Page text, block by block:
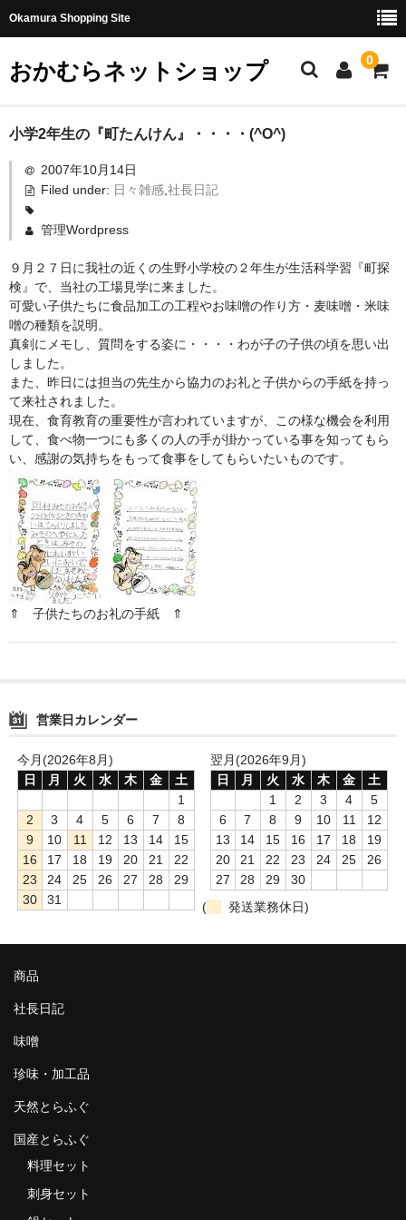
Okamura Shopping Site
おかむらネットショップ 0
商品
社長日記
味噌
天然とらふぐ
国産とらふぐ
料理セット
刺身セット
鍋セット
身欠き
その他ふぐセット
特定商取引法に基づく表示
小学2年生の『町たんけん』・・・・(^O^)
2007年10月14日
Filed under: 日々雑感, 社長日記
管理Wordpress
９月２７日に我社の近くの生野小学校の２年生が生活科学習『町探
検』で、当社の工場見学に来ました。
可愛い子供たちに食品加工の工程やお味噌の作り方・麦味噌・米味
噌の種類を説明。
真剣にメモし、質問をする姿に・・・・わが子の子供の頃を思い出
しました。
また、昨日には担当の先生から協力のお礼と子供からの手紙を持っ
て来社されました。
現在、食育教育の重要性が言われていますが、この様な機会を利用
して、食べ物一つにも多くの人の手が掛かっている事を知ってもら
い、感謝の気持ちをもって食事をしてもらいたいものです。
⇑ 子供たちのお礼の手紙 ⇑
営業日カレンダー
今月(2026年8月)
日
月 火 水 木 金
土
1
2
3 4 5 6 7
8
9
10 11 12 13 14
15
16
17 18 19 20 21
22
23
24 25 26 27 28
29
30
31
翌月(2026年9月)
日
月 火 水 木 金
土
1
2 3 4
5
6
7 8 9 10 11
12
13
14 15 16 17 18
19
20
21 22 23 24 25
26
27
28 29
30
(
発送業務休日)
商品
社長日記
味噌
珍味・加工品
天然とらふぐ
国産とらふぐ
料理セット
刺身セット